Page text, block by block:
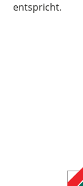
entspricht.